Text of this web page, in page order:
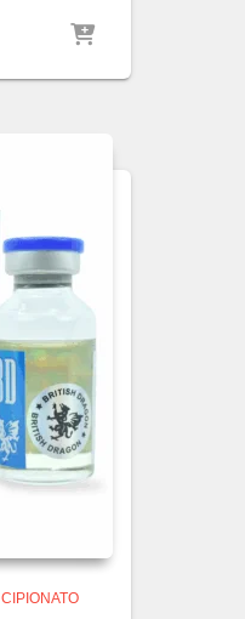
CIPIONATO